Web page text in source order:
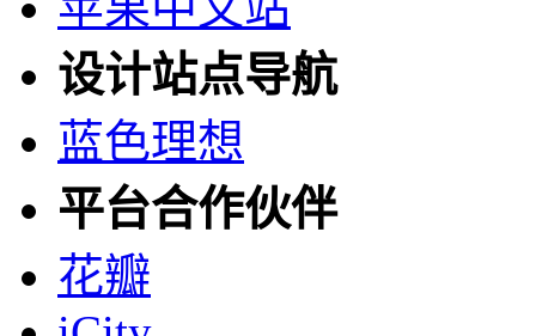
设计站点导航
蓝色理想
平台合作伙伴
花瓣